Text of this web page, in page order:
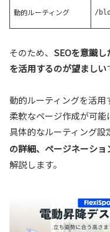
動的ルーティング /
そのため、 SEOを意識
を活用するのが望ましい
動的ルーティングを活
柔軟なページ作成が可能
具体的なルーティング設
の詳細、ページネーシ
解説します。